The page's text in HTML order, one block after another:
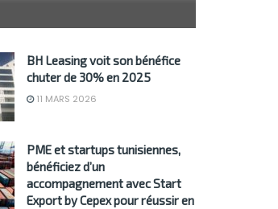
BH Leasing voit son bénéfice
chuter de 30% en 2025
11 MARS 2026
PME et startups tunisiennes,
bénéficiez d’un
accompagnement avec Start
Export by Cepex pour réussir en